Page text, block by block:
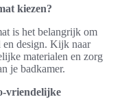
kiezen?
is het belangrijk om
en design. Kijk naar
materialen en zorg
je badkamer.
vriendelijke